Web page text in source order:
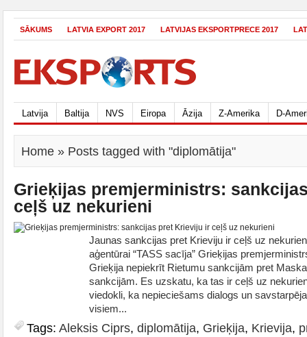
SĀKUMS LATVIA EXPORT 2017 LATVIJAS EKSPORTPRECE 2017
Latvija Baltija NVS Eiropa Āzija Z-Amerika D-
Home » Posts tagged with "diplomātija"
Grieķijas premjerministrs:
ceļš uz nekurieni
Jaunas sankcijas pret Krieviju ir ceļš uz
aģentūrai “TASS sacīja” Grieķijas
Grieķija nepiekrīt Rietumu sankcijām pret
sankcijām. Es uzskatu, ka tas ir ceļš uz
viedokli, ka nepieciešams dialogs un
visiem...
Tags: Aleksis Ciprs, diplomātija, Grieķija, Krievija,